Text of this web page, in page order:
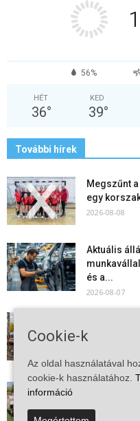
56%
HÉT
36°
KED
39°
További hírek
Megszűnt
egy
2026-08-08
Aktuális
és a...
2026-08-07
Vitézy
2026-08-06
2026-08-06
Cookie-k
Az oldal használatával
cookie-k használatához.
információ